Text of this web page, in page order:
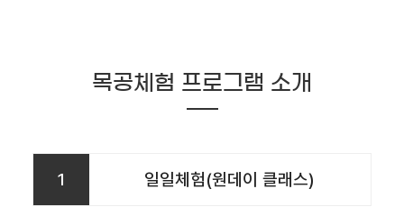
목공체험 프로그램 소개
1 일일체험(원데이 클래스)